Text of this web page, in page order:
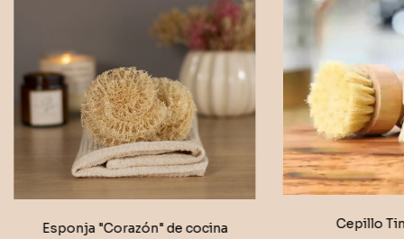
Esponja "Corazón" de cocina Cepillo